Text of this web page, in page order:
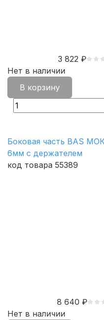
3 822 ₽
Нет в наличии
В корзину
Боковая часть BAS
6мм с держателем
код товара 55389
8 640 ₽
Нет в наличии